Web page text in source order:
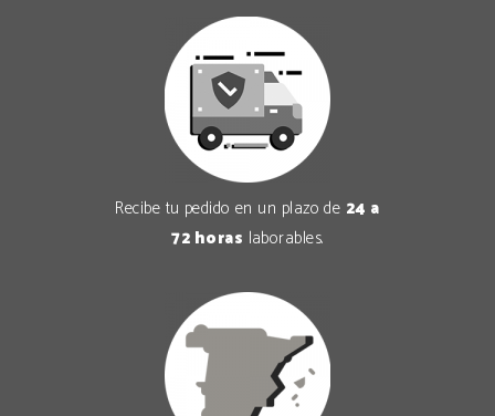
Recibe tu pedido en un plazo de 24 a
72 horas laborables.